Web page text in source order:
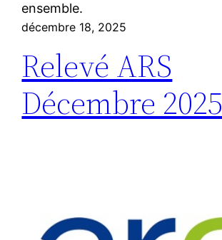
ensemble.
décembre 18, 2025
Relevé ARS
Décembre 2025